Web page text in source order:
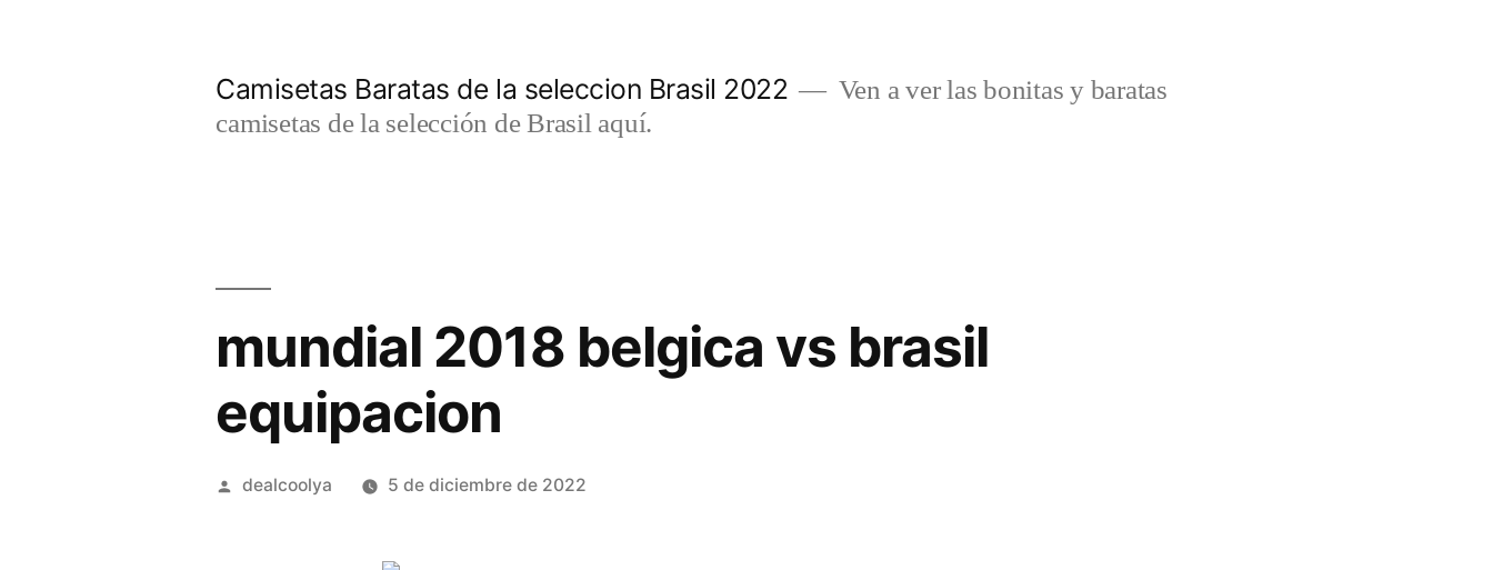
Camisetas Baratas de la seleccion Brasil 2022
Ven a ver las bonitas y baratas
camisetas de la selección de Brasil aquí.
mundial 2018 belgica vs brasil
equipacion
Publicado
dealcoolya 5 de diciembre de 2022